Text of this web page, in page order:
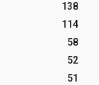
138
114
58
52
51